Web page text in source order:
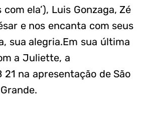
ela’), Luis Gonzaga, Zé
e nos encanta com seus
sua alegria.Em sua última
a Juliette, a
21 na apresentação de São